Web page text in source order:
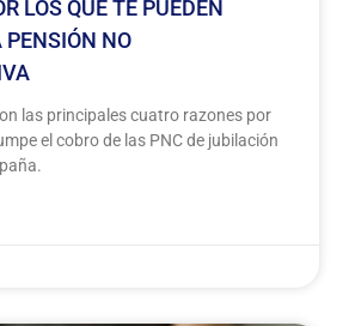
LOS QUE TE PUEDEN
PENSIÓN NO
las principales cuatro razones por
el cobro de las PNC de jubilación